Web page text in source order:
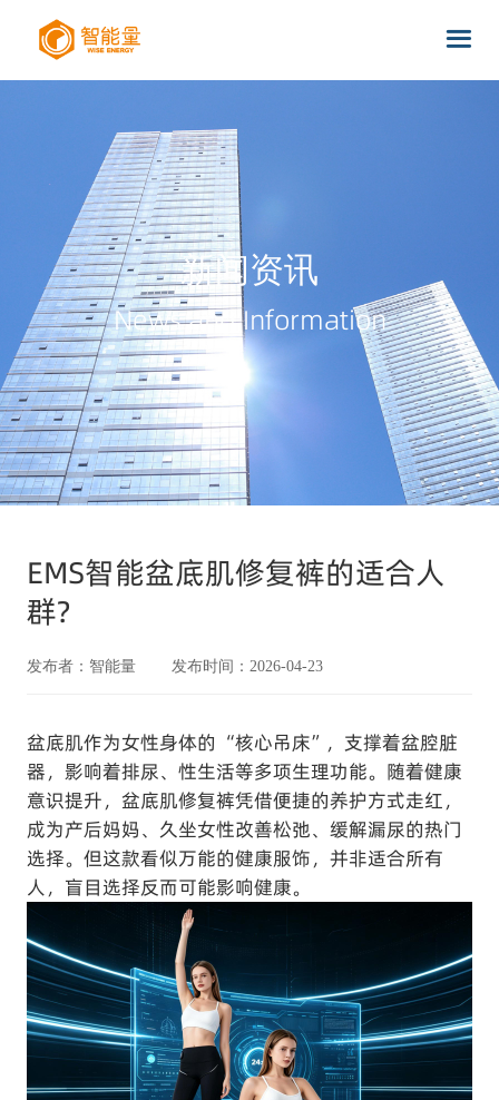
新闻资讯
News and Information
EMS智能盆底肌修复裤的适合人
群?
发布者：智能量 发布时间：2026-04-23
盆底肌作为女性身体的 “核心吊床”，支撑着盆腔脏
器，影响着排尿、性生活等多项生理功能。随着健康
意识提升，盆底肌修复裤凭借便捷的养护方式走红，
成为产后妈妈、久坐女性改善松弛、缓解漏尿的热门
选择。但这款看似万能的健康服饰，并非适合所有
人，盲目选择反而可能影响健康。